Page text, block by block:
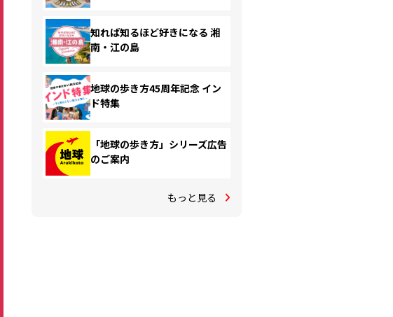
知れば知るほど好きになる 湘
南・江の島
地球の歩き方45周年記念 イン
ド特集
「地球の歩き方」シリーズ広告
のご案内
もっと見る